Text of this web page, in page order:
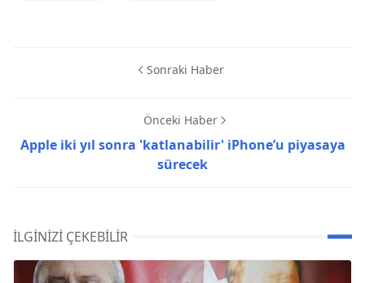
Sonraki Haber
Önceki Haber
Apple iki yıl sonra 'katlanabilir' iPhone’u piyasaya
sürecek
İLGINIZI ÇEKEBILIR